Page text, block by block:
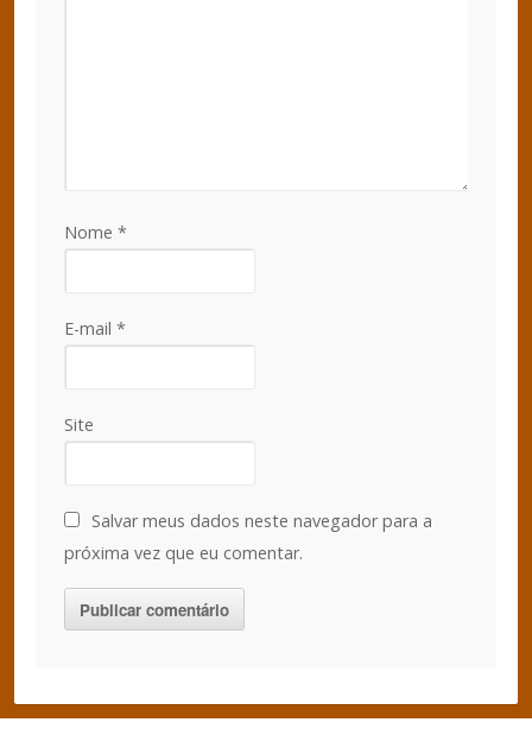
Nome *
E-mail *
Site
Salvar meus dados neste navegador para a
próxima vez que eu comentar.